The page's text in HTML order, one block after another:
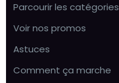
Parcourir les catégories
Voir nos promos
Astuces
Comment ça marche